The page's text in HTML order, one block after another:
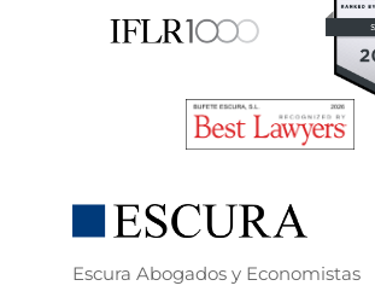
Escura Abogados y Economistas